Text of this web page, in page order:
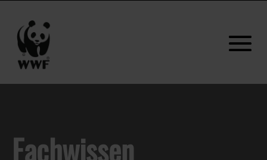
Fachwissen